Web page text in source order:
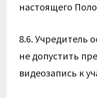
настоящего
8.6. Учредитель
не допустить
видеозапись к